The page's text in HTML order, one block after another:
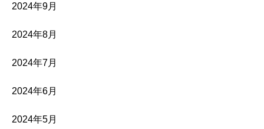
2024年9月
2024年8月
2024年7月
2024年6月
2024年5月